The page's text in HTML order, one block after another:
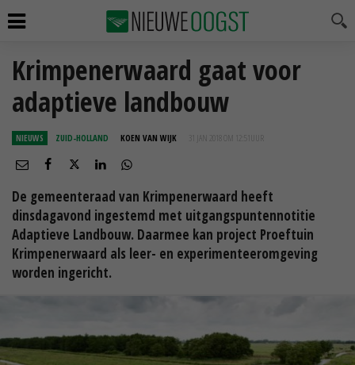
Krimpenerwaard gaat voor
adaptieve landbouw
NIEUWS ZUID-HOLLAND KOEN VAN WIJK 31 JAN 2018 OM 12:51
De gemeenteraad van Krimpenerwaard heeft
dinsdagavond ingestemd met uitgangspuntennotitie
Adaptieve Landbouw. Daarmee kan project Proeftuin
Krimpenerwaard als leer- en experimenteeromgeving
worden ingericht.